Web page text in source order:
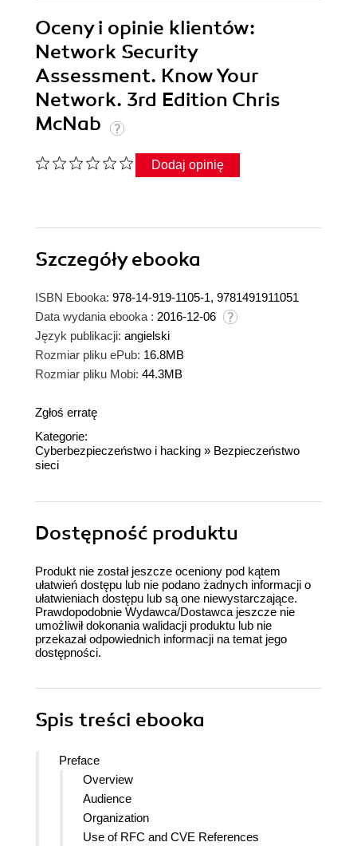
Oceny i opinie klientów:
Network Security
Assessment. Know Your
Network. 3rd Edition Chris
McNab
Dodaj opinię
Szczegółyebooka
ISBN Ebooka: 978-14-919-1105-1, 9781491911051
Data wydania ebooka : 2016-12-06
Język publikacji: angielski
Rozmiar pliku ePub: 16.8MB
Rozmiar pliku Mobi: 44.3MB
Zgłoś erratę
Kategorie:
Cyberbezpieczeństwo i hacking » Bezpieczeństwo
sieci
Dostępność produktu
Produkt nie został jeszcze oceniony pod kątem
ułatwień dostępu lub nie podano żadnych informacji o
ułatwieniach dostępu lub są one niewystarczające.
Prawdopodobnie Wydawca/Dostawca jeszcze nie
umożliwił dokonania walidacji produktu lub nie
przekazał odpowiednich informacji na temat jego
dostępności.
Spis treści ebooka
Preface
Overview
Audience
Organization
Use of RFC and CVE References